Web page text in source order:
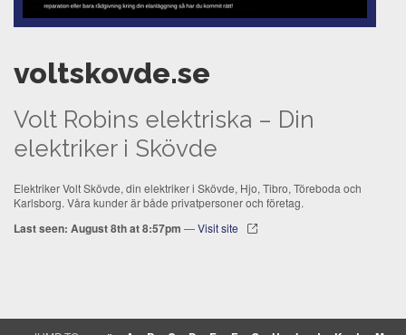
voltskovde.se
Volt Robins elektriska – Din
elektriker i Skövde
Elektriker Volt Skövde, din elektriker i Skövde, Hjo, Tibro, Töreboda och
Karlsborg. Våra kunder är både privatpersoner och företag.
Last seen: August 8th at 8:57pm —Visit site